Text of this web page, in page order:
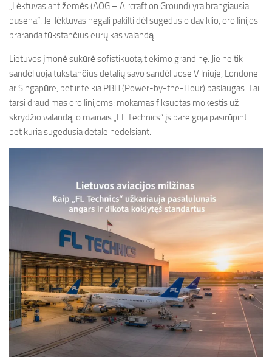
„Lėktuvas ant žemės (AOG – Aircraft on Ground) yra brangiausia
būsena“. Jei lėktuvas negali pakilti dėl sugedusio daviklio, oro linijos
praranda tūkstančius eurų kas valandą.
Lietuvos įmonė sukūrė sofistikuotą tiekimo grandinę. Jie ne tik
sandėliuoja tūkstančius detalių savo sandėliuose Vilniuje, Londone
ar Singapūre, bet ir teikia PBH (Power-by-the-Hour) paslaugas. Tai
tarsi draudimas oro linijoms: mokamas fiksuotas mokestis už
skrydžio valandą, o mainais „FL Technics“ įsipareigoja pasirūpinti
bet kuria sugedusia detale nedelsiant.